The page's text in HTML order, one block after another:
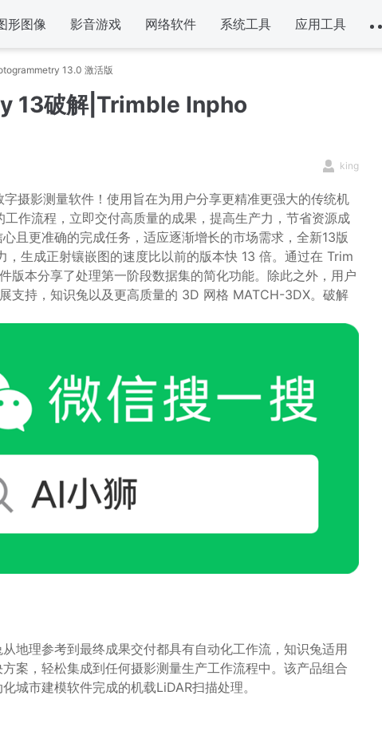
形图像 影音游戏 网络软件 系统工具 应用工具
13.0 激活版
13破解|Trimble Inpho
king
摄影测量软件！使用旨在为用户分享更精准更强大的传统机
作流程，立即交付高质量的成果，提高生产力，节省资源成
且更准确的完成任务，适应逐渐增长的市场需求，全新13版
生成正射镶嵌图的速度比以前的版本快 13 倍。通过在 Trim
本分享了处理第一阶段数据集的简化功能。除此之外，用户
支持，知识兔以及更高质量的 3D 网格 MATCH-3DX。破解
地理参考到最终成果交付都具有自动化工作流，知识兔适用
案，轻松集成到任何摄影测量生产工作流程中。该产品组合
城市建模软件完成的机载LiDAR扫描处理。